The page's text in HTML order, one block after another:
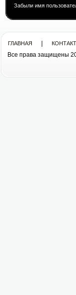
Забыли имя
ГЛАВНАЯ
Все права защищены